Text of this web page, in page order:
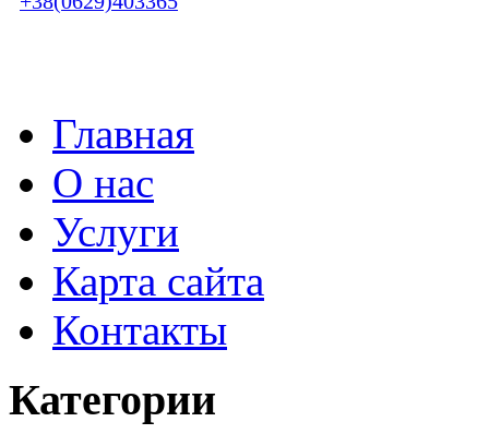
Главная
О нас
Услуги
Карта сайта
Контакты
Категории